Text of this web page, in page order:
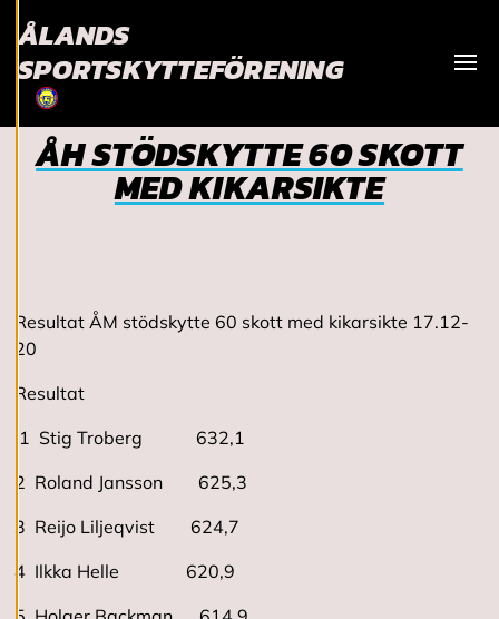
användarupplevelse
service. Genom att
samtycka till
användningen av
cookies kan vi
utveckla en ännu
Du har kontroll över
dina
och kan ändra dem
när som helst. Läs
mer om våra
cookies.
e
d
i
ÅLANDS
SPORTSKYTTEFÖRENING
ÅH STÖDSKYTTE 60 SKOTT
MED KIKARSIKTE
Resultat ÅM stödskytte 60 skott med kikarsikte 17.12-
20
Resultat
1 Stig Troberg 632,1
2 Roland Jansson 625,3
3 Reijo Liljeqvist 624,7
4 Ilkka Helle 620,9